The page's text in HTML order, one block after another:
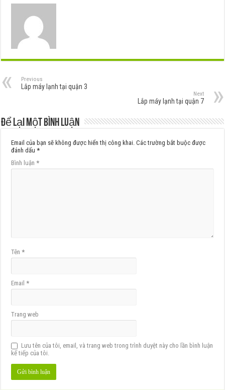
Previous
Lắp máy lạnh tại quận 3
Next
Lắp máy lạnh tại quận 7
Để lại một bình luận
Email của bạn sẽ không được hiển thị công khai. Các trường bắt buộc được
đánh dấu*
Bình luận*
Tên*
Email*
Trang web
Lưu tên của tôi, email, và trang web trong trình duyệt này cho lần bình luận
kế tiếp của tôi.